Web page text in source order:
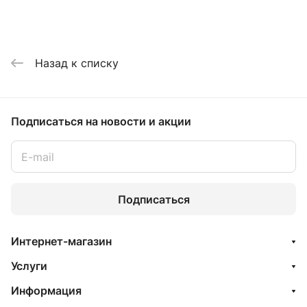
Назад к списку
Подписаться на новости и акции
Подписаться
Интернет-магазин
Услуги
Информация